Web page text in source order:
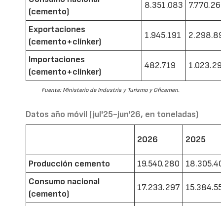
(cemento)
8.351.083
Exportaciones
(cemento+clínker)
1.945.191
Importaciones
(cemento+clínker)
482.719
Fuente: Ministerio de Industria y Turismo y Oficemen.
Datos año móvil (jul'25-jun'26, en toneladas)
2026 2025
Producción cemento 19.540.280
Consumo nacional
(cemento)
17.233.297